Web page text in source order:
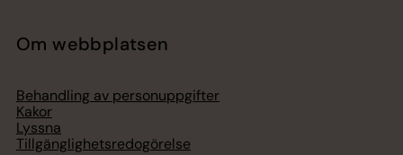
Om webbplatsen
Behandling av personuppgifter
Kakor
Lyssna
Tillgänglighetsredogörelse